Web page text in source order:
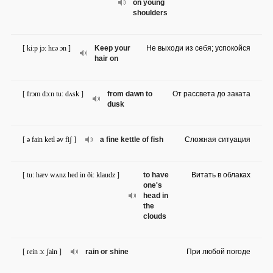
on young
shoulders
Keep your
hair on
[ ki:p jɔ: hɛə ɔn ] Не выходи из себя; успокойся
from dawn to
dusk
[ frɔm dɔ:n tu: dʌsk ] От рассвета до заката
a fine kettle of fish
[ ə fain ketl əv fiʃ ] Сложная ситуация
to have
one's
head in
the
clouds
[ tu: hæv wʌnz hed in ði: klaudz ] Витать в облаках
rain or shine
[ rein ɔ: ʃain ] При любой погоде